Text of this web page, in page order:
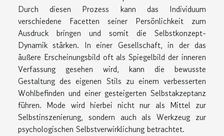
Durch diesen Prozess kann das Individuum
verschiedene Facetten seiner Persönlichkeit zum
Ausdruck bringen und somit die Selbstkonzept-
Dynamik stärken. In einer Gesellschaft, in der das
äußere Erscheinungsbild oft als Spiegelbild der inneren
Verfassung gesehen wird, kann die bewusste
Gestaltung des eigenen Stils zu einem verbesserten
Wohlbefinden und einer gesteigerten Selbstakzeptanz
führen. Mode wird hierbei nicht nur als Mittel zur
Selbstinszenierung, sondern auch als Werkzeug zur
psychologischen Selbstverwirklichung betrachtet.